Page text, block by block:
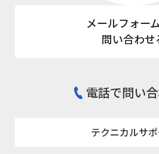
メールフォー
問い合わせ
電話で問い
テクニカルサ